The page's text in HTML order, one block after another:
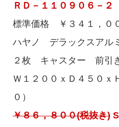
ＲＤ－１１０９０６－２
標準価格 ￥３４１，０
ハヤノ デラックスアル
２枚 キャスター 前引
Ｗ１２００ｘＤ４５０ｘ
０）
￥８６，８００(税抜き)